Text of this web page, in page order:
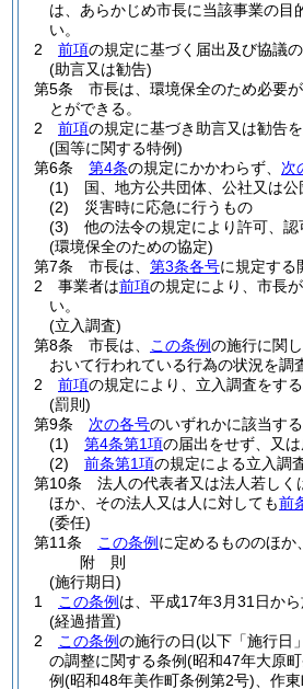
は、あらかじめ市長に当該事業の目
い。
2
前項の規定に基づく届出及び協議
(助言又は勧告)
第5条
市長は、環境保全のため必要
とができる。
2
前項の規定に基づき助言又は勧告
(国等に関する特例)
第6条
第4条の規定にかかわらず、 次
(1)
国、地方公共団体、公社又は
(2)
災害時に応急に行うもの
(3)
他の法令の規定により許可、
(環境保全のための協定)
第7条
市長は、 第3条各号に規定する
2
事業者は前項の規定により、市長
い。
(立入調査)
第8条
市長は、 この条例の施行に関
おいて行われている行為の状況を調
2
前項の規定により、立入調査をす
(罰則)
第9条
次の各号のいずれかに該当す
(1)
第4条第1項の届出をせず、又
(2)
前条第1項の規定による立入調
第10条
法人の代表者又は法人若しく
ほか、その法人又は人に対しても前
(委任)
第11条
この条例 に定めるもののほか、
附 則
(施行期日)
1
この条例 は、平成17年3月31日から
(経過措置)
2
この条例の施行の日(以下「施行日
の調整に関する条例(昭和47年大原
例(昭和48年美作町条例第2号) 、作